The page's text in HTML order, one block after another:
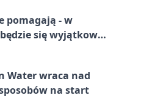
pomagają - w
się wyjątkowa
Water wraca nad
na start